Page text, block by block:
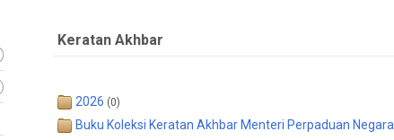
Keratan Akhbar
2026 (0)
Buku Koleksi Keratan Akhbar Menteri Perpaduan Negara